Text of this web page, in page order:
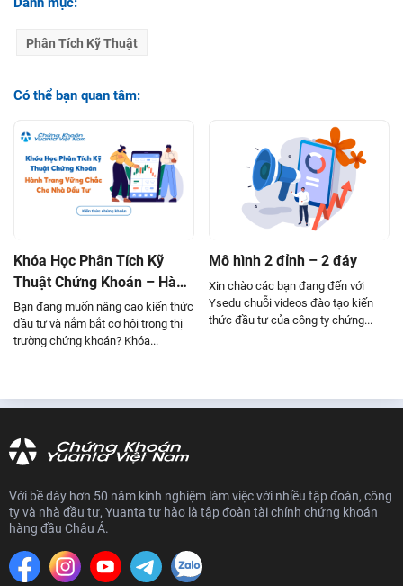
Mô hình nến Dark cloud cover
Mô hình nến Falling three method
Mô hình nến Hanging Man
Đường trung bình MA (Moving Average)
Đường xu hướng Trendline
Mô hình nến Marubozu
Mô hình nến Rising Three Methods
Xác định xu hướng biến động mạnh cùng Bollinger Bands
MACD – Cách sử dụng sao cho hiệu quả?
RSI – Cách sử dụng sao cho hiệu quả?
6 nội dung của Lý thuyết Dow
Phân Tích Kỹ Thuật
Có thể bạn quan tâm:
Khóa Học Phân Tích Kỹ
Thuật Chứng Khoán – Hành
Trang Vững Chắc Cho Nhà
Đầu Tư
Bạn đang muốn nâng cao kiến thức
đầu tư và nắm bắt cơ hội trong thị
trường chứng khoán? Khóa...
Mô hình 2 đỉnh – 2 đáy
Xin chào các bạn đang đến với
Ysedu chuỗi videos đào tạo kiến
thức đầu tư của công ty chứng...
Với bề dày hơn 50 năm kinh nghiệm làm việc với nhiều tập đoàn, công
ty và nhà đầu tư, Yuanta tự hào là tập đoàn tài chính chứng khoán
hàng đầu Châu Á.